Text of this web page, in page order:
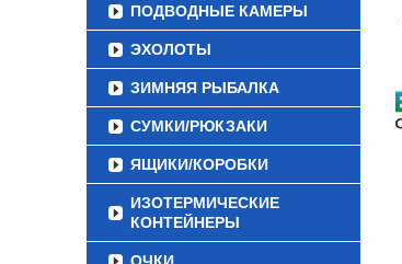
ПОДВОДНЫЕ КАМЕРЫ
ЭХОЛОТЫ
ЗИМНЯЯ РЫБАЛКА
СУМКИ/РЮКЗАКИ
ЯЩИКИ/КОРОБКИ
ИЗОТЕРМИЧЕСКИЕ
КОНТЕЙНЕРЫ